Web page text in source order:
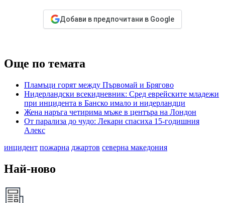
Добави в предпочитани в Google
Още по темата
Пламъци горят между Първомай и Брягово
Нидерландски всекидневник: Сред еврейските младежи
при инцидента в Банско имало и нидерландци
Жена наръга четирима мъже в центъра на Лондон
От парализа до чудо: Лекари спасиха 15-годишния
Алекс
инцидент пожарна джартов северна македония
Най-ново